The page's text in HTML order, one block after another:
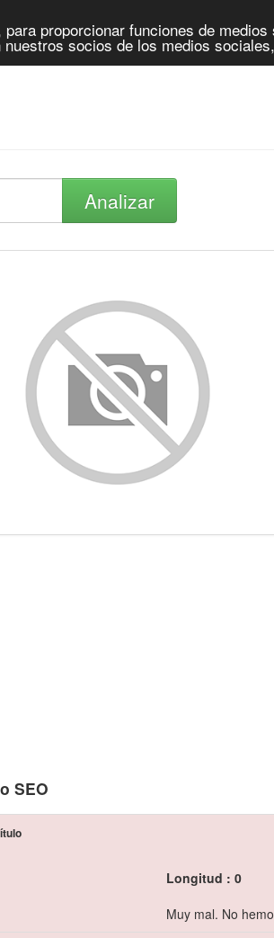
proporcionar funciones de
socios de los medios
Analizar
SEO
Longitud : 0
Muy mal. No